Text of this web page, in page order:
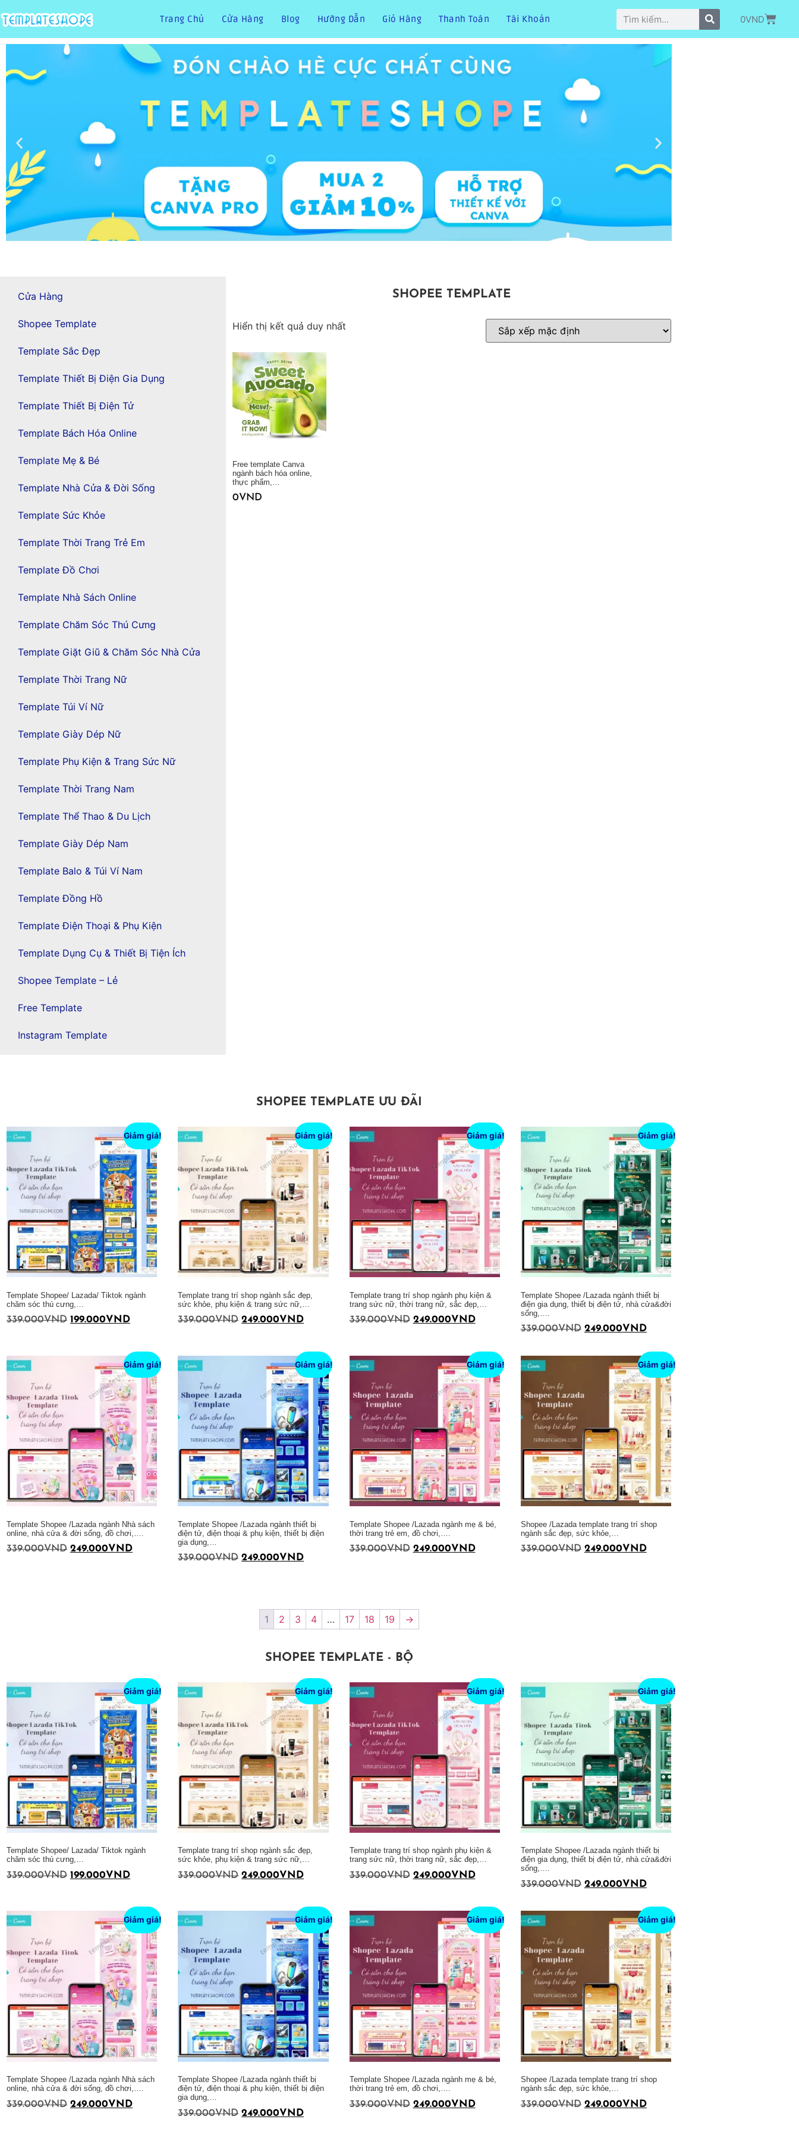
Trang Chủ Cửa Hàng Blog Hướng Dẫn Giỏ Hàng Thanh Toán Tài Khoản 0VND
Cửa Hàng
Shopee Template
Template Sắc Đẹp
Template Thiết Bị Điện Gia Dụng
Template Thiết Bị Điện Tử
Template Bách Hóa Online
Template Mẹ & Bé
Template Nhà Cửa & Đời Sống
Template Sức Khỏe
Template Thời Trang Trẻ Em
Template Đồ Chơi
Template Nhà Sách Online
Template Chăm Sóc Thú Cưng
Template Giặt Giũ & Chăm Sóc Nhà Cửa
Template Thời Trang Nữ
Template Túi Ví Nữ
Template Giày Dép Nữ
Template Phụ Kiện & Trang Sức Nữ
Template Thời Trang Nam
Template Thể Thao & Du Lịch
Template Giày Dép Nam
Template Balo & Túi Ví Nam
Template Đồng Hồ
Template Điện Thoại & Phụ Kiện
Template Dụng Cụ & Thiết Bị Tiện Ích
Shopee Template – Lẻ
Free Template
Instagram Template
SHOPEE TEMPLATE
Hiển thị kết quả duy nhất
Free template Canva
ngành bách hóa online,
thực phẩm,…
0VND
SHOPEE TEMPLATE ƯU ĐÃI
Giảm giá!
Template Shopee/ Lazada/ Tiktok ngành
chăm sóc thú cưng,…
339.000VND 199.000VND
Giảm giá!
Template trang trí shop ngành sắc đẹp,
sức khỏe, phụ kiện & trang sức nữ,…
339.000VND 249.000VND
Giảm giá!
Template trang trí shop ngành phụ kiện &
trang sức nữ, thời trang nữ, sắc đẹp,…
339.000VND 249.000VND
Giảm giá!
Template Shopee /Lazada ngành thiết bị
điện gia dụng, thiết bị điện tử, nhà cửa&đời
sống,….
339.000VND 249.000VND
Giảm giá!
Template Shopee /Lazada ngành Nhà sách
online, nhà cửa & đời sống, đồ chơi,….
339.000VND 249.000VND
Giảm giá!
Template Shopee /Lazada ngành thiết bị
điện tử, điện thoại & phụ kiện, thiết bị điện
gia dụng,…
339.000VND 249.000VND
Giảm giá!
Template Shopee /Lazada ngành mẹ & bé,
thời trang trẻ em, đồ chơi,….
339.000VND 249.000VND
Giảm giá!
Shopee /Lazada template trang trí shop
ngành sắc đẹp, sức khỏe,…
339.000VND 249.000VND
1 2 3 4 … 17 18 19 →
SHOPEE TEMPLATE - BỘ
Giảm giá!
Template Shopee/ Lazada/ Tiktok ngành
chăm sóc thú cưng,…
339.000VND 199.000VND
Giảm giá!
Template trang trí shop ngành sắc đẹp,
sức khỏe, phụ kiện & trang sức nữ,…
339.000VND 249.000VND
Giảm giá!
Template trang trí shop ngành phụ kiện &
trang sức nữ, thời trang nữ, sắc đẹp,…
339.000VND 249.000VND
Giảm giá!
Template Shopee /Lazada ngành thiết bị
điện gia dụng, thiết bị điện tử, nhà cửa&đời
sống,….
339.000VND 249.000VND
Giảm giá!
Template Shopee /Lazada ngành Nhà sách
online, nhà cửa & đời sống, đồ chơi,….
339.000VND 249.000VND
Giảm giá!
Template Shopee /Lazada ngành thiết bị
điện tử, điện thoại & phụ kiện, thiết bị điện
gia dụng,…
339.000VND 249.000VND
Giảm giá!
Template Shopee /Lazada ngành mẹ & bé,
thời trang trẻ em, đồ chơi,….
339.000VND 249.000VND
Giảm giá!
Shopee /Lazada template trang trí shop
ngành sắc đẹp, sức khỏe,…
339.000VND 249.000VND